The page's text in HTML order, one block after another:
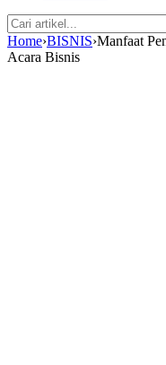
Cari:
Home›BISNIS›Manfaat
Acara Bisnis